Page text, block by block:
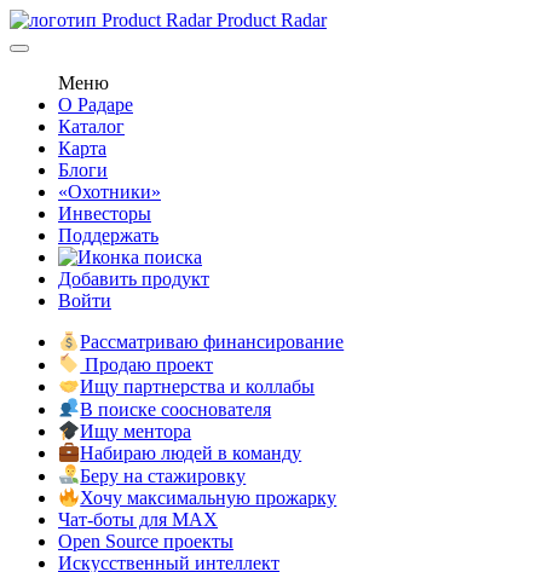
Product Radar
Меню
О Радаре
Каталог
Карта
Блоги
«Охотники»
Инвесторы
Поддержать
Добавить продукт
Войти
Рассматриваю финансирование
Продаю проект
Ищу партнерства и коллабы
В поиске сооснователя
Ищу ментора
Набираю людей в команду
Беру на стажировку
Хочу максимальную прожарку
Чат-боты для MAX
Open Source проекты
Искусственный интеллект